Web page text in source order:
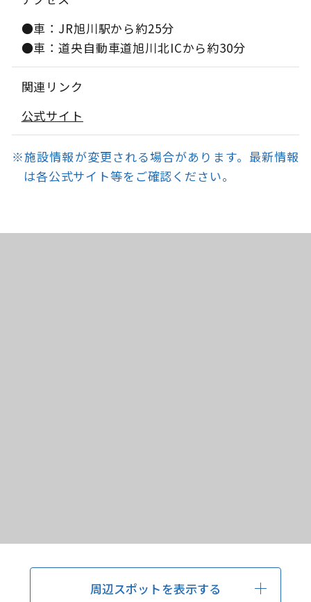
●車：JR旭川駅から約25分
●車：道央自動車道旭川北ICから約30分
関連リンク
公式サイト
※施設情報が変更される場合があります。最新情報
は各公式サイト等をご確認ください。
周辺スポットを表示する